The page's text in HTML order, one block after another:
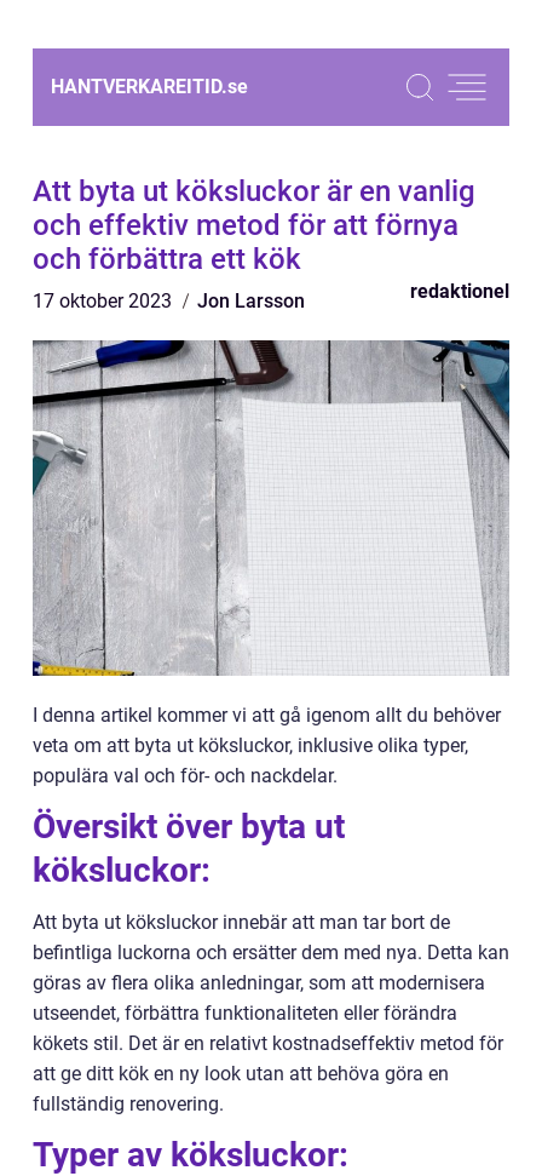
HANTVERKAREITID.se
Att byta ut köksluckor är en vanlig
och effektiv metod för att förnya
och förbättra ett kök
17 oktober 2023 Jon Larsson redaktionel
I denna artikel kommer vi att gå igenom allt du behöver
veta om att byta ut köksluckor, inklusive olika typer,
populära val och för- och nackdelar.
Översikt över byta ut
köksluckor:
Att byta ut köksluckor innebär att man tar bort de
befintliga luckorna och ersätter dem med nya. Detta kan
göras av flera olika anledningar, som att modernisera
utseendet, förbättra funktionaliteten eller förändra
kökets stil. Det är en relativt kostnadseffektiv metod för
att ge ditt kök en ny look utan att behöva göra en
fullständig renovering.
Typer av köksluckor: